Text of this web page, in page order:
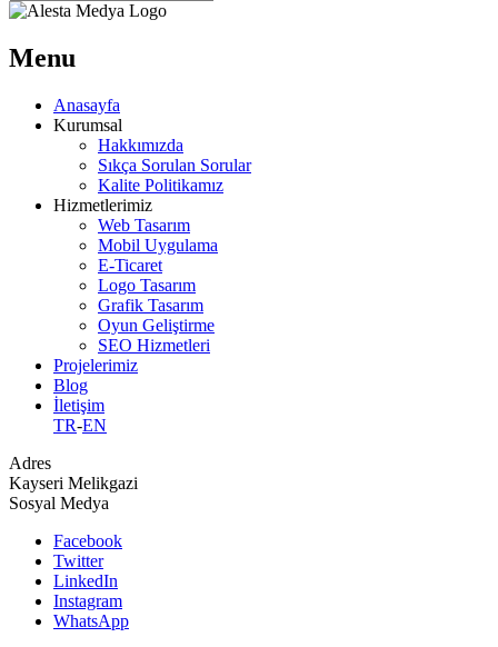
Menu
Anasayfa
Kurumsal
Hakkımızda
Sıkça Sorulan Sorular
Kalite Politikamız
Hizmetlerimiz
Web Tasarım
Mobil Uygulama
E-Ticaret
Logo Tasarım
Grafik Tasarım
Oyun Geliştirme
SEO Hizmetleri
Projelerimiz
Blog
İletişim
TR-EN
Adres
Kayseri Melikgazi
Sosyal Medya
Facebook
Twitter
LinkedIn
Instagram
WhatsApp